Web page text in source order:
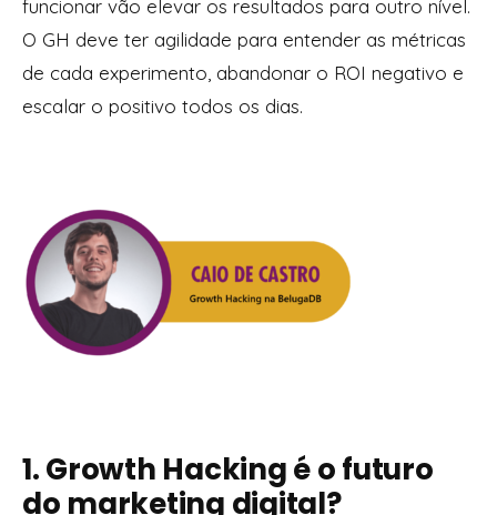
funcionar vão elevar os resultados para outro nível.
O GH deve ter agilidade para entender as métricas
de cada experimento, abandonar o ROI negativo e
escalar o positivo todos os dias.
1. Growth Hacking é o futuro
do marketing digital?